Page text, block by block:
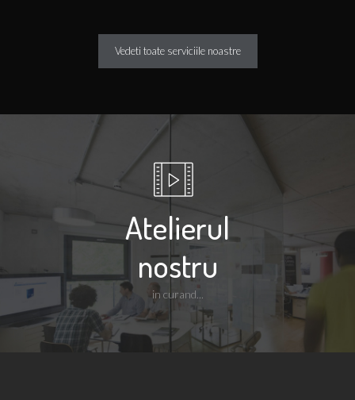
Vedeti toate serviciile noastre
Atelierul
nostru
in curand...
multiplicare chei auto
Deblocari incuietori auto, Clonare chei auto,
de chei auto, chei cu cip auto, telecomande auto, chei
smart auto sau transpondere auto. Putem pune la
dispozitie si tehnica necesara pentru deblocare si
clonare chei auto. Consultati
Am inceput KeyPro in 1994
Deblocari incuietori, Clonare chei, Programare chei
auto
Firma noastra lucreaza pentru dumneavoastra cu
personal calificat cu experienta de pana la 25 de ani in